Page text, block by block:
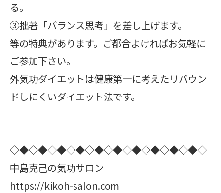
る。
③拙著「バランス思考」を差し上げます。
等の特典があります。ご都合よければお気軽に
ご参加下さい。
外気功ダイエットは健康第一に考えたリバウン
ドしにくいダイエット法です。
◇◆◇◆◇◆◇◆◇◆◇◆◇◆◇◆◇◆◇◆◇
中島克己の気功サロン
https://kikoh-salon.com